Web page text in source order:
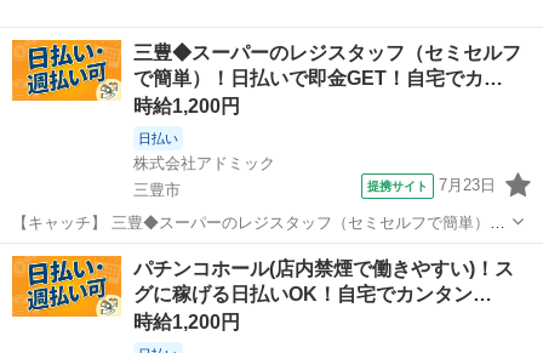
三豊◆スーパーのレジスタッフ（セミセルフ
で簡単）！日払いで即金GET！自宅でカ…
時給1,200円
日払い
株式会社アドミック
三豊市
提携サイト 7月23日
【キャッチ】 三豊◆スーパーのレジスタッフ（セミセルフで簡単）！
日払いで即金GET！自宅でカンタンWEB面談OK！ 【コメント】 「何
度も仕事を探すのは疲れる‥」そんなあなたに！ ★安心してお仕事で
きるようしっかりサポー...
香川 三豊市
パチンコホール(店内禁煙で働きやすい)！ス
グに稼げる日払いOK！自宅でカンタン…
時給1,200円